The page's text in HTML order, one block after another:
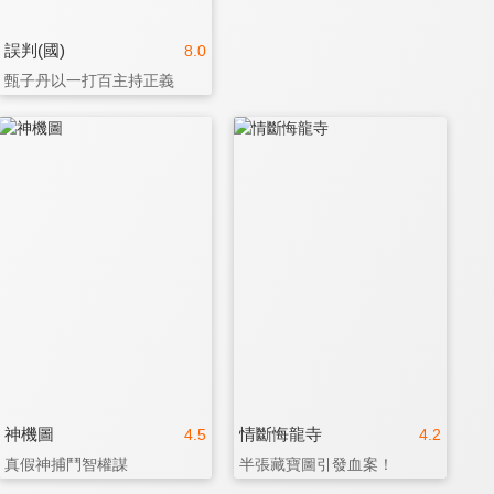
8.0
誤判(國)
甄子丹以一打百主持正義
4.5
神機圖
真假神捕鬥智權謀
4.2
情斷悔龍寺
半張藏寶圖引發血案！